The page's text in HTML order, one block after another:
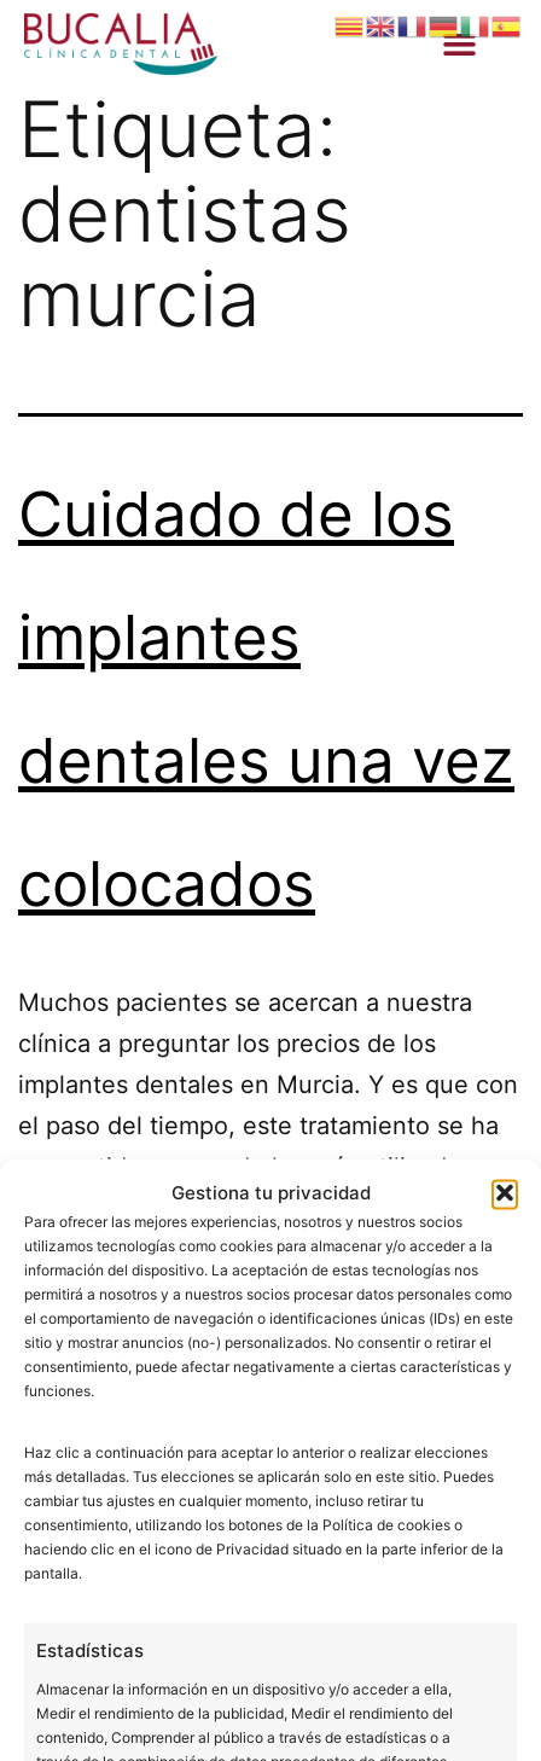
Gestiona tu privacidad
Para ofrecer las mejores experiencias, nosotros y nuestros socios
utilizamos tecnologías como cookies para almacenar y/o acceder a la
información del dispositivo. La aceptación de estas tecnologías nos
permitirá a nosotros y a nuestros socios procesar datos personales como
el comportamiento de navegación o identificaciones únicas (IDs) en este
sitio y mostrar anuncios (no-) personalizados. No consentir o retirar el
consentimiento, puede afectar negativamente a ciertas características y
funciones.
Haz clic a continuación para aceptar lo anterior o realizar elecciones
más detalladas. Tus elecciones se aplicarán solo en este sitio. Puedes
cambiar tus ajustes en cualquier momento, incluso retirar tu
consentimiento, utilizando los botones de la Política de cookies o
haciendo clic en el icono de Privacidad situado en la parte inferior de la
pantalla.
Estadísticas
Almacenar la información en un dispositivo y/o acceder a ella,
Medir el rendimiento de la publicidad, Medir el rendimiento del
contenido, Comprender al público a través de estadísticas o a
Etiqueta:
dentistas
murcia
Cuidado de los
implantes
dentales una vez
colocados
Muchos pacientes se acercan a nuestra
clínica a preguntar los precios de los
implantes dentales en Murcia. Y es que con
el paso del tiempo, este tratamiento se ha
convertido en uno de los más utilizados
para recuperar las piezas que se han caído.
Algunas personas aún creen que después
del implante tendrán molestias y…Seguir
leyendo
Publicada el
Etiquetado comoclinica dental murcia ,dentistas
murcia,implantes dentales murcia
Las clínicas dentales Bucalia nacieron en los años 90 con
la idea de ser una nueva visión de la odontología. En la